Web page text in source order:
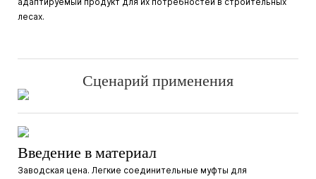
адаптируемый продукт для их потребностей в строительных
лесах.
Сценарий применения
Введение в материал
Заводская цена. Легкие соединительные муфты для